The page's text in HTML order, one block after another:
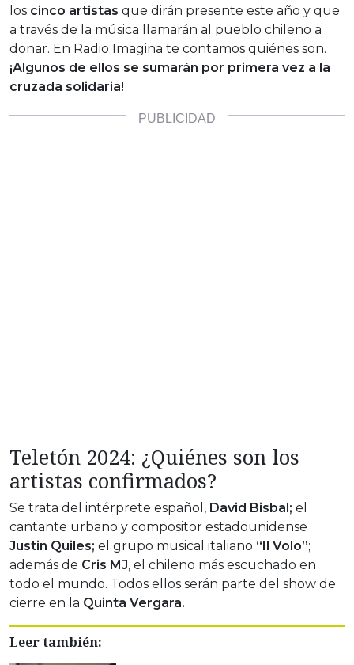
los cinco artistas que dirán presente este año y que
a través de la música llamarán al pueblo chileno a
donar. En Radio Imagina te contamos quiénes son.
¡Algunos de ellos se sumarán por primera vez a la
cruzada solidaria!
Teletón 2024: ¿Quiénes son los
artistas confirmados?
Se trata del intérprete español, David Bisbal; el
cantante urbano y compositor estadounidense
Justin Quiles; el grupo musical italiano “Il Volo”;
además de Cris MJ, el chileno más escuchado en
todo el mundo. Todos ellos serán parte del show de
cierre en la Quinta Vergara.
Leer también: